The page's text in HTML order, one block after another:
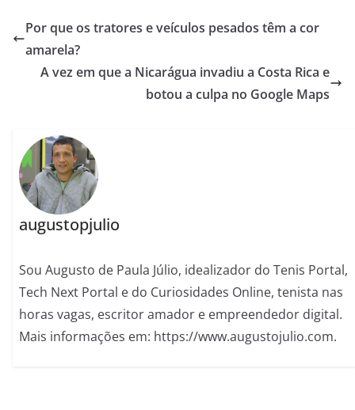
Por que os tratores e veículos pesados têm a cor
amarela?
A vez em que a Nicarágua invadiu a Costa Rica e
botou a culpa no Google Maps
augustopjulio
Sou Augusto de Paula Júlio, idealizador do Tenis Portal,
Tech Next Portal e do Curiosidades Online, tenista nas
horas vagas, escritor amador e empreendedor digital.
Mais informações em: https://www.augustojulio.com.